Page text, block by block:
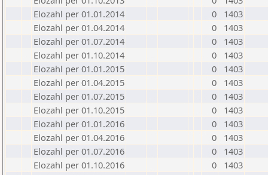
Elozahl per 01.01.2014
0
1403
Elozahl per 01.04.2014
0
1403
Elozahl per 01.07.2014
0
1403
Elozahl per 01.10.2014
0
1403
Elozahl per 01.01.2015
0
1403
Elozahl per 01.04.2015
0
1403
Elozahl per 01.07.2015
0
1403
Elozahl per 01.10.2015
0
1403
Elozahl per 01.01.2016
0
1403
Elozahl per 01.04.2016
0
1403
Elozahl per 01.07.2016
0
1403
Elozahl per 01.10.2016
0
1403